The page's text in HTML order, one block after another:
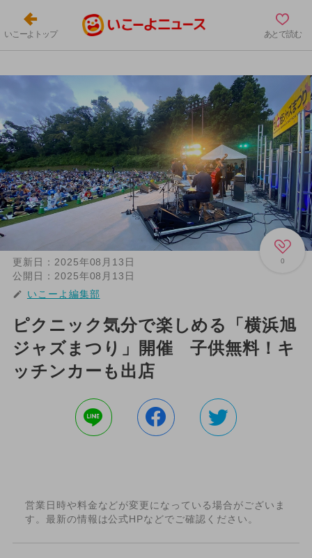
いこーよトップ あとで読む
0
更新日： 2025年08月13日
公開日： 2025年08月13日
いこーよ編集部
ピクニック気分で楽しめる「横浜旭
ジャズまつり」開催 子供無料！キ
ッチンカーも出店
営業日時や料金などが変更になっている場合がございま
す。最新の情報は公式HPなどでご確認ください。